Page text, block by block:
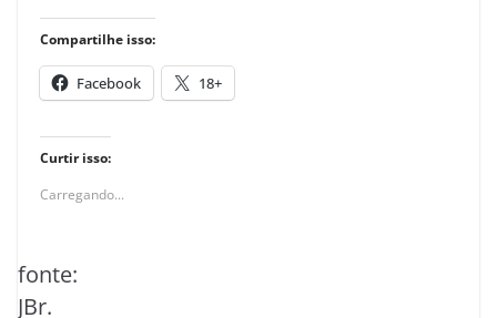
Compartilhe isso:
Facebook 18+
Curtir isso:
Carregando...
fonte:
JBr.